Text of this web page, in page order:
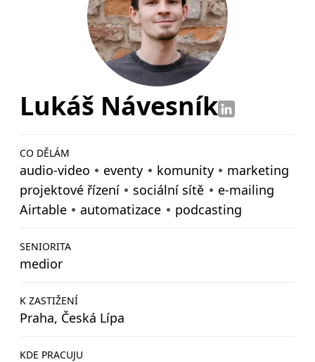
Lukáš Návesník
CO DĚLÁM
audio-video eventy komunity
marketing
projektové řízení
sociální sítě
e-mailing
Airtable
automatizace podcasting
SENIORITA
medior
K ZASTIŽENÍ
Praha, Česká Lípa
KDE PRACUJU